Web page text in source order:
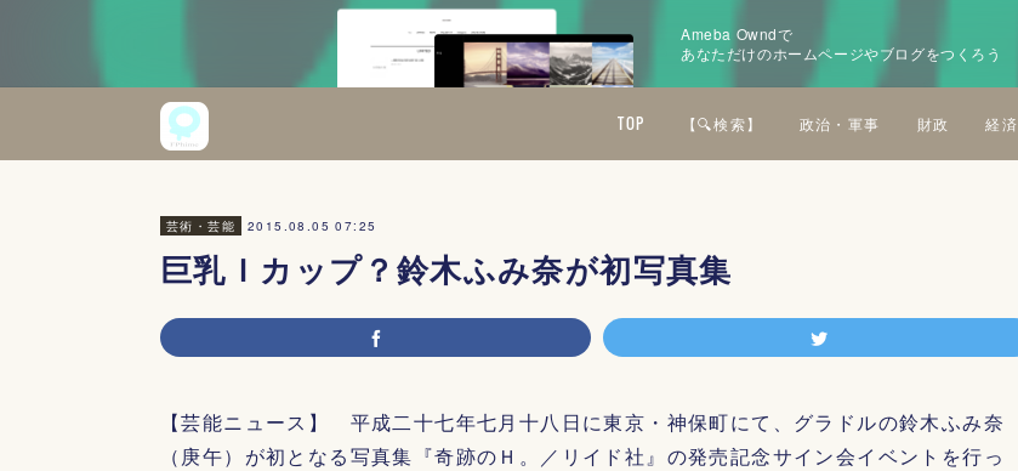
Ameba Owndで
あなただけのホームページやブログをつくろう
TOP 【🔍検索】 政治・軍事 財政 経済
芸術・芸能 2015.08.05 07:25
巨乳Ｉカップ？鈴木ふみ奈が初写真集
【芸能ニュース】 平成二十七年七月十八日に東京・神保町にて、グラドルの鈴木ふみ奈
（庚午）が初となる写真集『奇跡のＨ。／リイド社』の発売記念サイン会イベントを行っ